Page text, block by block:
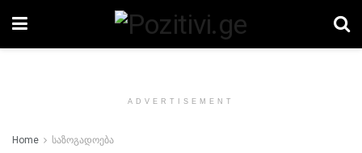
ADVERTISEMENT
Home საზოგადოება